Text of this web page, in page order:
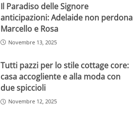
Il Paradiso delle Signore
anticipazioni: Adelaide non perdona
Marcello e Rosa
Novembre 13, 2025
Tutti pazzi per lo stile cottage core:
casa accogliente e alla moda con
due spiccioli
Novembre 12, 2025